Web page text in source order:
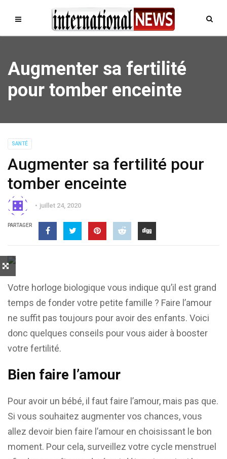
Augmenter sa fertilité
pour tomber enceinte
SANTÉ
Augmenter sa fertilité pour
tomber enceinte
juillet 24, 2020
PARTAGER
Votre horloge biologique vous indique qu’il est grand
temps de fonder votre petite famille ? Faire l’amour
ne suffit pas toujours pour avoir des enfants. Voici
donc quelques conseils pour vous aider à booster
votre fertilité.
Bien faire l’amour
Pour avoir un bébé, il faut faire l’amour, mais pas que.
Si vous souhaitez augmenter vos chances, vous
allez devoir bien faire l’amour en choisissant le bon
moment. Pour cela, surveillez votre cycle menstruel